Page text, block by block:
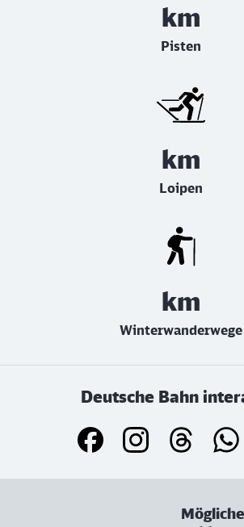
km
Pisten
km
Loipen
km
Winterwanderwege
Deutsche Bahn
Mögliche